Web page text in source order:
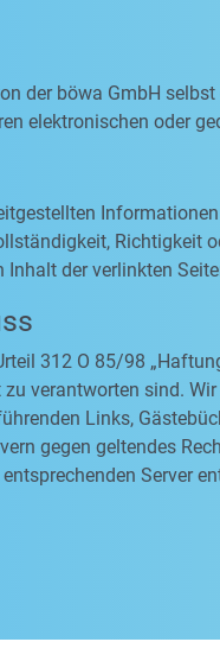
der böwa GmbH
elektronischen oder
Richtigkeit
Inhalt der verlinkten
312 O 85/98
verantworten sind.
Links,
gegen geltendes
Server